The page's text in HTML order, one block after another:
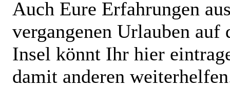
Auch Eure Erfahrungen
vergangenen Urlauben auf
Insel könnt Ihr hier
damit anderen